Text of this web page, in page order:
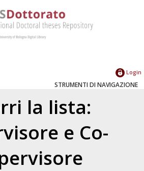
Login
STRUMENTI DI NAVIGAZIONE
la lista:
e Co-